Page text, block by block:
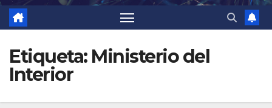
Etiqueta: Ministerio del
Interior